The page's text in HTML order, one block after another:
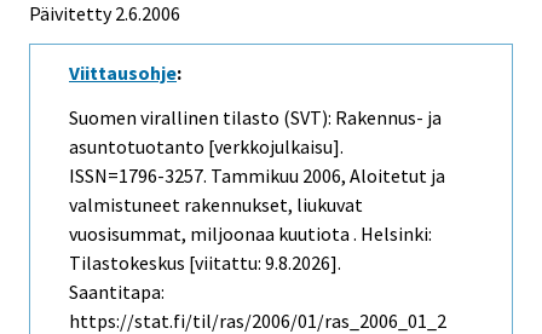
Päivitetty2.6.2006
Viittausohje:
Suomen virallinen tilasto (SVT): Rakennus- ja
asuntotuotanto [verkkojulkaisu].
ISSN=1796-3257. Tammikuu 2006, Aloitetut ja
valmistuneet rakennukset, liukuvat
vuosisummat, miljoonaa kuutiota . Helsinki:
Tilastokeskus [viitattu: 9.8.2026].
Saantitapa:
https://stat.fi/til/ras/2006/01/ras_2006_01_2